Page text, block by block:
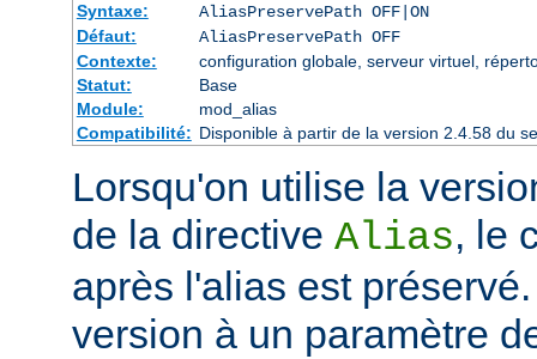
Syntaxe:
AliasPreservePath OFF|ON
Défaut:
AliasPreservePath OFF
Contexte:
configuration globale, serveur virtuel,
Statut:
Base
Module:
mod_alias
Compatibilité: Disponible à partir de la version 2.4.58 du
Lorsqu'on utilise la
de la directive Alias, le
après l'alias est
version à un paramètre